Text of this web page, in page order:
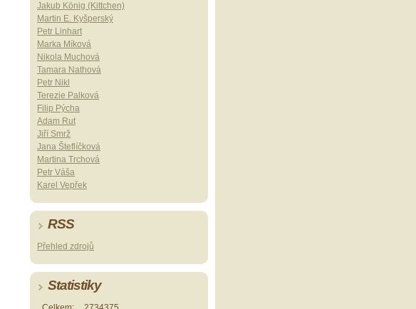
Jakub König (Kittchen)
Martin E. Kyšperský
Petr Linhart
Marka Míková
Nikola Muchová
Tamara Nathová
Petr Nikl
Terezie Palková
Filip Pýcha
Adam Rut
Jiří Smrž
Jana Šteflíčková
Martina Trchová
Petr Váša
Karel Vepřek
RSS
Přehled zdrojů
Statistiky